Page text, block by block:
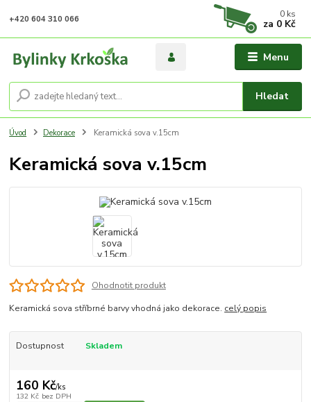
Menu
Hledat
+420 604 310 066 0 ks
za 0 Kč
Úvod Dekorace Keramická sova v.15cm
Keramická sova v.15cm
Ohodnotit produkt
Keramická sova stříbrné barvy vhodná jako dekorace. celý popis
Dostupnost Skladem
160 Kč/ks
132 Kč bez DPH